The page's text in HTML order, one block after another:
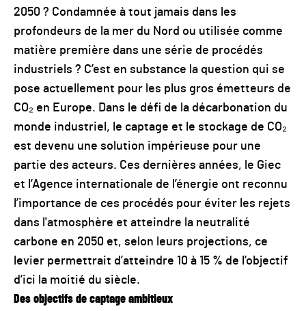
2050 ? Condamnée à tout jamais dans les
profondeurs de la mer du Nord ou utilisée comme
matière première dans une série de procédés
industriels ? C’est en substance la question qui se
pose actuellement pour les plus gros émetteurs de
CO₂ en Europe. Dans le défi de la décarbonation du
monde industriel, le captage et le stockage de CO₂
est devenu une solution impérieuse pour une
partie des acteurs. Ces dernières années, le Giec
et l’Agence internationale de l’énergie ont reconnu
l’importance de ces procédés pour éviter les rejets
dans l'atmosphère et atteindre la neutralité
carbone en 2050 et, selon leurs projections, ce
levier permettrait d’atteindre 10 à 15 % de l’objectif
d’ici la moitié du siècle.
Des objectifs de captage ambitieux